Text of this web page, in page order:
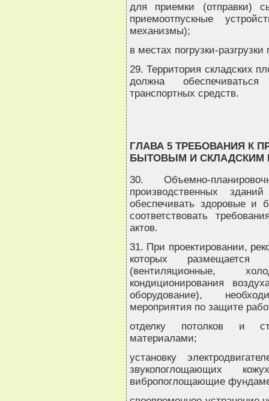
для приемки (отправки)
приемоотпускные
механизмы);
в местах погрузки-
29. Территория складских
должна
транспортных средств.
ГЛАВА 5 ТРЕБОВАНИЯ К
БЫТОВЫМ И СКЛАДСКИМ
30. Объемно-
производственных
обеспечивать здоровые и
соответствовать
актов.
31. При проектировании,
которых размещается
(вентиляционные,
кондиционирования
оборудование),
мероприятия по защите
отделку потолков и
материалами;
установку
звукопоглощающих
вибропоглощающие